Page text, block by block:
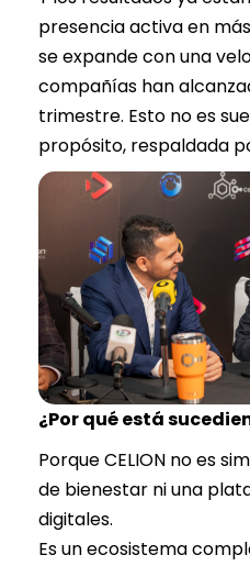
presencia activa en
se expande con una
compañías han
trimestre. Esto no es
propósito, respaldada
¿Por qué está
Porque CELION no es
de bienestar ni una
digitales.
Es un ecosistema